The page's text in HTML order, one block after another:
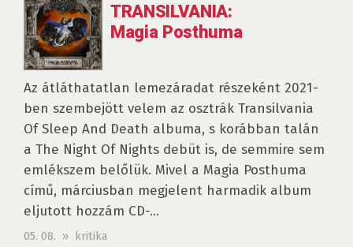
TRANSILVANIA:
Magia Posthuma
Az átláthatatlan lemezáradat részeként 2021-
ben szembejött velem az osztrák Transilvania
Of Sleep And Death albuma, s korábban talán
a The Night Of Nights debüt is, de semmire sem
emlékszem belőlük. Mivel a Magia Posthuma
című, márciusban megjelent harmadik album
eljutott hozzám CD-...
05. 08. » kritika